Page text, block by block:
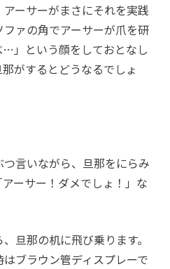
ーサーがまさにそれを実践
ァの角でアーサーが爪を研
」という顔をしておとなし
がするとどうなるでしょ
言いながら、旦那をにらみ
ーサー！ダメでしょ！」な
旦那の机に飛び乗ります。
ブラウン管ディスプレーで